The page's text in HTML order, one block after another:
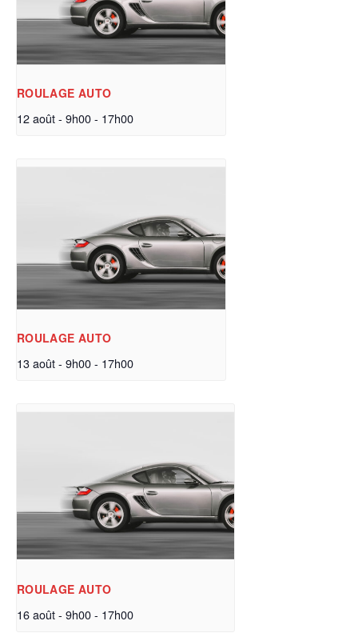
ROULAGE AUTO
12 août - 9h00- 17h00
ROULAGE AUTO
13 août - 9h00- 17h00
ROULAGE AUTO
16 août - 9h00- 17h00